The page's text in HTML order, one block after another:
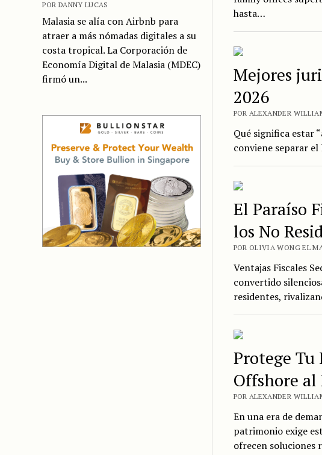
POR DANNY LUCAS
Malasia se alía con Airbnb para
atraer a más nómadas digitales a su
costa tropical. La Corporación de
Economía Digital de Malasia (MDEC)
firmó un...
hasta…
Mejores
2026
POR ALEXANDER
Qué significa estar
conviene separar
El Paraíso
los No
POR OLIVIA WONG EL
Ventajas Fiscales
convertido
residentes,
Protege Tu
Offshore al
POR ALEXANDER
En una era de
patrimonio exige
ofrecen soluciones